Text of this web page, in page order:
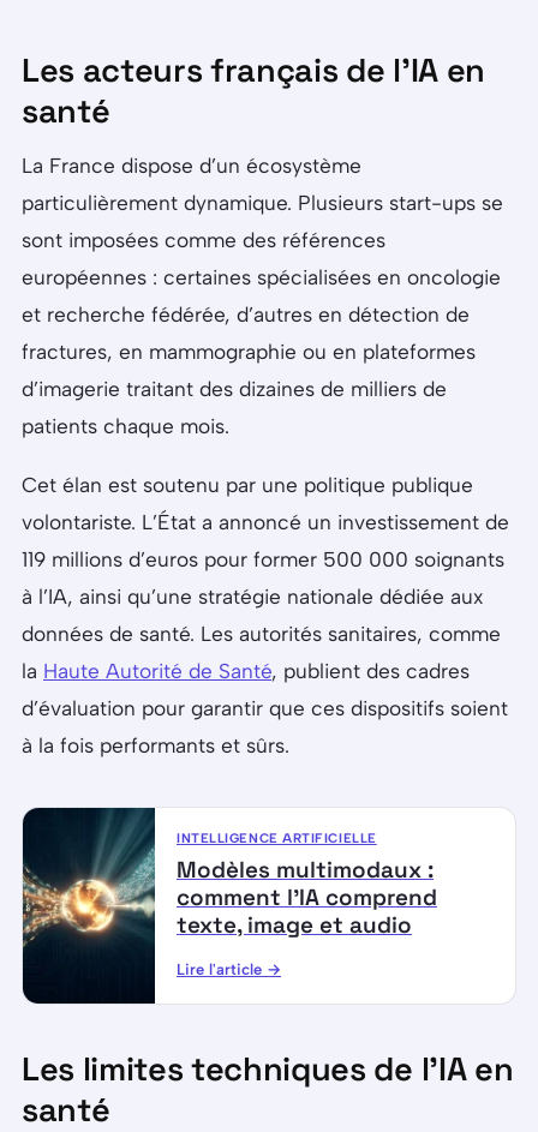
Les acteurs français de l’IA en
santé
La France dispose d’un écosystème
particulièrement dynamique. Plusieurs start-ups se
sont imposées comme des références
européennes : certaines spécialisées en oncologie
et recherche fédérée, d’autres en détection de
fractures, en mammographie ou en plateformes
d’imagerie traitant des dizaines de milliers de
patients chaque mois.
Cet élan est soutenu par une politique publique
volontariste. L’État a annoncé un investissement de
119 millions d’euros pour former 500 000 soignants
à l’IA, ainsi qu’une stratégie nationale dédiée aux
données de santé. Les autorités sanitaires, comme
la Haute Autorité de Santé, publient des cadres
d’évaluation pour garantir que ces dispositifs soient
à la fois performants et sûrs.
INTELLIGENCE ARTIFICIELLE
Modèles multimodaux :
comment l’IA comprend
texte, image et audio
Lire l'article →
Les limites techniques de l’IA en
santé